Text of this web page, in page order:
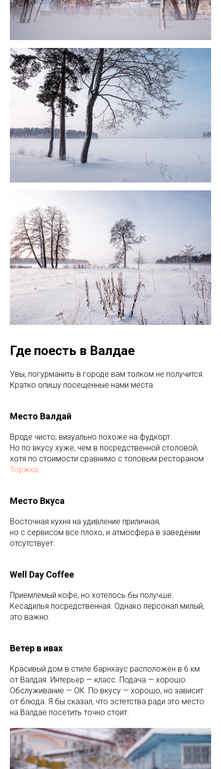
Где поесть в Валдае
Увы, погурманить в городе вам толком не получится.
Кратко опишу посещенные нами места.
Место Валдай
Вроде чисто, визуально похоже на фудкорт.
Но по вкусу хуже, чем в посредственной столовой,
хотя по стоимости сравнимо с топовым рестораном
Торжка.
Место Вкуса
Восточная кухня на удивление приличная,
но с сервисом все плохо, и атмосфера в заведении
отсутствует.
Well Day Coffee
Приемлемый кофе, но хотелось бы получше.
Кесадилья посредственная. Однако персонал милый,
это важно.
Ветер в ивах
Красивый дом в стиле барнхаус расположен в 6 км
от Валдая. Интерьер — класс. Подача — хорошо.
Обслуживание — ОК. По вкусу — хорошо, но зависит
от блюда. Я бы сказал, что эстетства ради это место
на Валдае посетить точно стоит.